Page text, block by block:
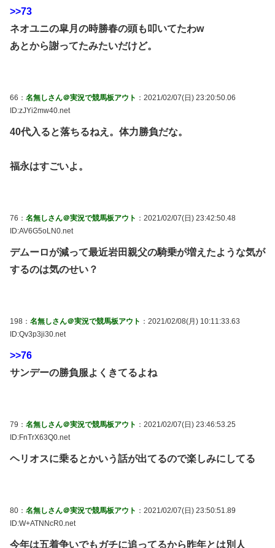
>>73
ネオユニの皐月の時勝春の頭も叩いてたわw
あとから謝ってたみたいだけど。
66： 名無しさん＠実況で競馬板アウト ：2021/02/07(日) 23:20:50.06
ID:zJYi2mw40.net
40代入ると落ちるねえ。体力勝負だな。
福永はすごいよ。
76： 名無しさん＠実況で競馬板アウト ：2021/02/07(日) 23:42:50.48
ID:AV6G5oLN0.net
デムーロが減って最近岩田親父の騎乗が増えたような気が
するのは気のせい？
198： 名無しさん＠実況で競馬板アウト ：2021/02/08(月) 10:11:33.63
ID:Qv3p3ji30.net
>>76
サンデーの勝負服よくきてるよね
79： 名無しさん＠実況で競馬板アウト ：2021/02/07(日) 23:46:53.25
ID:FnTrX63Q0.net
ヘリオスに乗るとかいう話が出てるので楽しみにしてる
80： 名無しさん＠実況で競馬板アウト ：2021/02/07(日) 23:50:51.89
ID:W+ATNNcR0.net
今年は五着争いでもガチに追ってるから昨年とは別人